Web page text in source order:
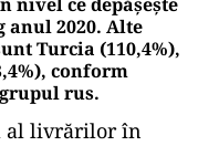
2020. Alte
Turcia (110,4%),
conform
rus.
al livrărilor în